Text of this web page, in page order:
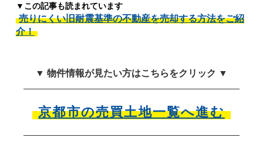
▼この記事も読まれています
売りにくい旧耐震基準の不動産を売却する方法をご紹
介！
▼ 物件情報が見たい方はこちらをクリック ▼
京都市の売買土地一覧へ進む